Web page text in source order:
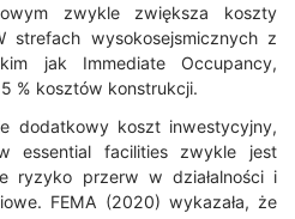
zwykle zwiększa koszty
wysokosejsmicznych z
jak Immediate Occupancy,
% kosztów konstrukcji.
dodatkowy koszt inwestycyjny,
essential facilities zwykle jest
ryzyko przerw w działalności i
FEMA (2020) wykazała, że